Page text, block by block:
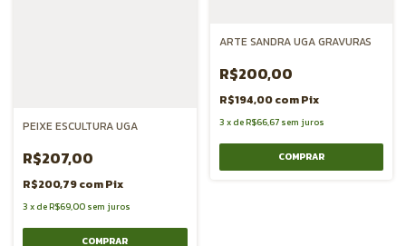
PEIXE ESCULTURA UGA
R$207,00
R$200,79comPix
3 xdeR$69,00 sem juros
ARTE SANDRA UGA GRAVURAS
R$200,00
R$194,00comPix
3 xdeR$66,67 sem juros